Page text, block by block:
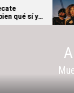
Skip
to